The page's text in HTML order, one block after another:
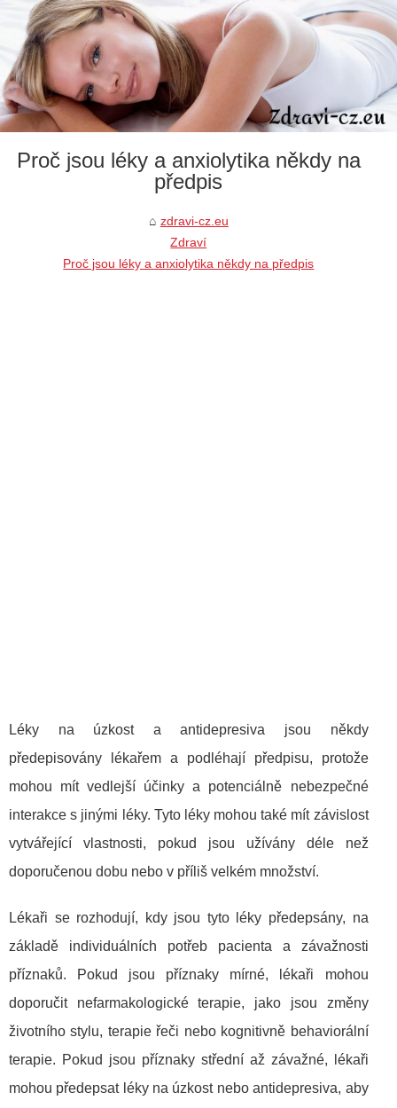
Proč jsou léky a anxiolytika někdy na
předpis
zdravi-cz.eu
Zdraví
Proč jsou léky a anxiolytika někdy na předpis
Léky na úzkost a antidepresiva jsou někdy
předepisovány lékařem a podléhají předpisu, protože
mohou mít vedlejší účinky a potenciálně nebezpečné
interakce s jinými léky. Tyto léky mohou také mít závislost
vytvářející vlastnosti, pokud jsou užívány déle než
doporučenou dobu nebo v příliš velkém množství.
Lékaři se rozhodují, kdy jsou tyto léky předepsány, na
základě individuálních potřeb pacienta a závažnosti
příznaků. Pokud jsou příznaky mírné, lékaři mohou
doporučit nefarmakologické terapie, jako jsou změny
životního stylu, terapie řeči nebo kognitivně behaviorální
terapie. Pokud jsou příznaky střední až závažné, lékaři
mohou předepsat léky na úzkost nebo antidepresiva, aby